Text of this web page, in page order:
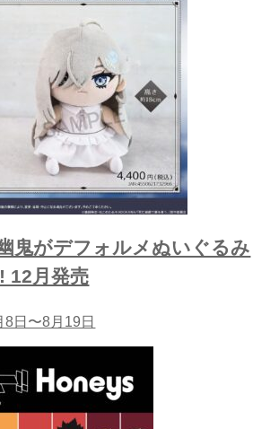
鬼がデフォルメぬいぐるみ
12月発売
8日〜8月19日